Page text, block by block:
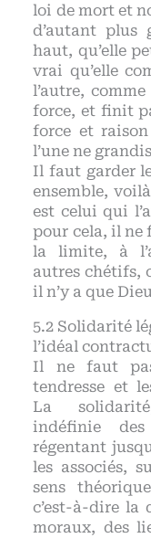
loi de mort et
d’autant plus
haut, qu’elle
vrai qu’elle
l’autre,
force, et finit
force et
l’une ne
Il faut garder
ensemble,
est celui qui
pour cela, il ne
la limite, à
autres chétifs,
il n’y a que
Solidarité
l’idéal
Il ne faut
tendresse et
La
indéfinie
régentant
les associés,
sens
c’est-à-dire la
moraux, des